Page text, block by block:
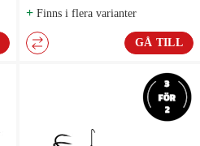
+ Finns i flera varianter
GÅ TILL